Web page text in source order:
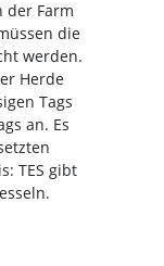
der Farm
die
werden.
Herde
Tags
an. Es
TES gibt